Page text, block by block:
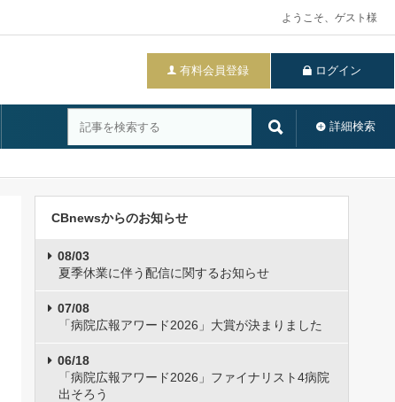
ようこそ、ゲスト様
有料会員登録 ログイン
詳細検索
CBnewsからのお知らせ
08/03
夏季休業に伴う配信に関するお知らせ
07/08
「病院広報アワード2026」大賞が決まりました
06/18
「病院広報アワード2026」ファイナリスト4病院
出そろう